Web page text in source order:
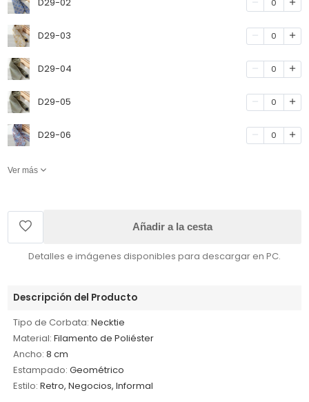
D29-02 0
D29-03 0
D29-04 0
D29-05 0
D29-06 0
Ver más
Añadir a la cesta
Detalles e imágenes disponibles para descargar en PC.
Descripción del Producto
Tipo de Corbata: Necktie
Material: Filamento de Poliéster
Ancho: 8 cm
Estampado: Geométrico
Estilo: Retro, Negocios, Informal